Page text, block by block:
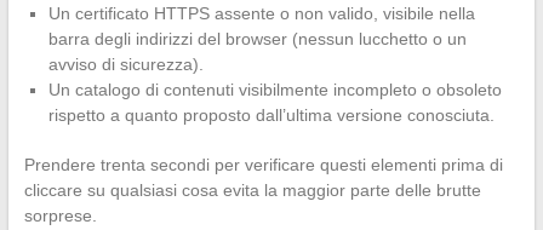
Un certificato HTTPS assente o non valido, visibile nella
barra degli indirizzi del browser (nessun lucchetto o un
avviso di sicurezza).
Un catalogo di contenuti visibilmente incompleto o obsoleto
rispetto a quanto proposto dall’ultima versione conosciuta.
Prendere trenta secondi per verificare questi elementi prima di
cliccare su qualsiasi cosa evita la maggior parte delle brutte
sorprese.